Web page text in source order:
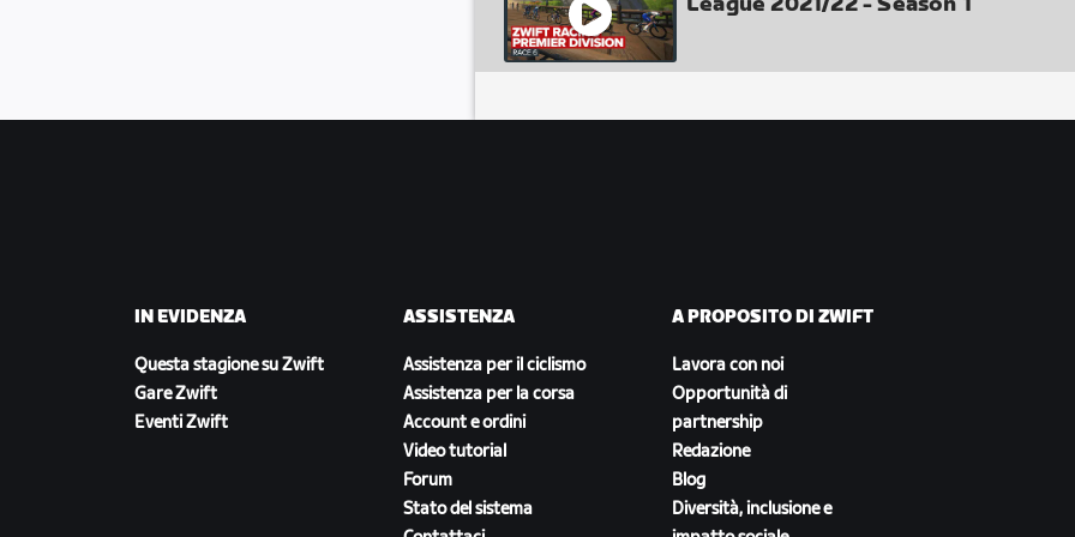
IN EVIDENZA
Questa stagione su Zwift
Gare Zwift
Eventi Zwift
ASSISTENZA
Assistenza per il ciclismo
Assistenza per la corsa
Account e ordini
Video tutorial
Forum
Stato del sistema
A PROPOSITO DI ZWIFT
Lavora con noi
Opportunità di
partnership
Redazione
Blog
Diversità, inclusione e